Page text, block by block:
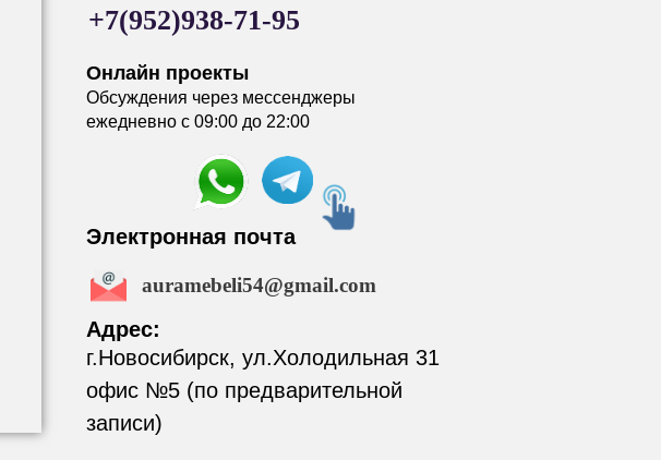
auramebeli54@gmail.com
Обсуждения через мессенджеры
г.Новосибирск, ул.Холодильная 31
офис №5 (по предварительной
записи)
+7(952)938-71-95
Адрес:
ежедневно с 09:00 до 22:00
Онлайн проекты
Электронная почта